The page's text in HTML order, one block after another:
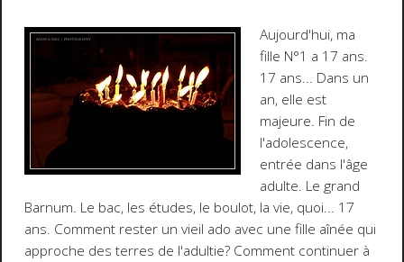
Aujourd'hui, ma
fille N°1 a 17 ans.
17 ans... Dans un
an, elle est
majeure. Fin de
l'adolescence,
entrée dans l'âge
adulte. Le grand
Barnum. Le bac, les études, le boulot, la vie, quoi... 17
ans. Comment rester un vieil ado avec une fille aînée qui
approche des terres de l'adultie? Comment continuer à